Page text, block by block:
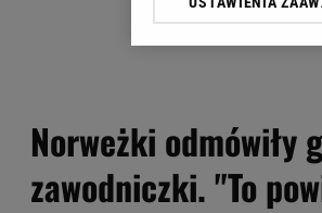
Norweżki odmówiły
zawodniczki. "To
Klikając „Akceptuję”
Zaufanych Partnerów i
My, nasi Zaufani
Użycie dokładnych
Przechowywanie